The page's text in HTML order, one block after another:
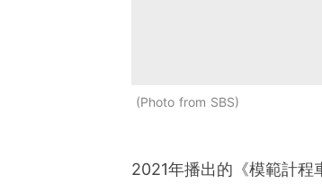
Photo from SBS
2021年播出的《模範計程